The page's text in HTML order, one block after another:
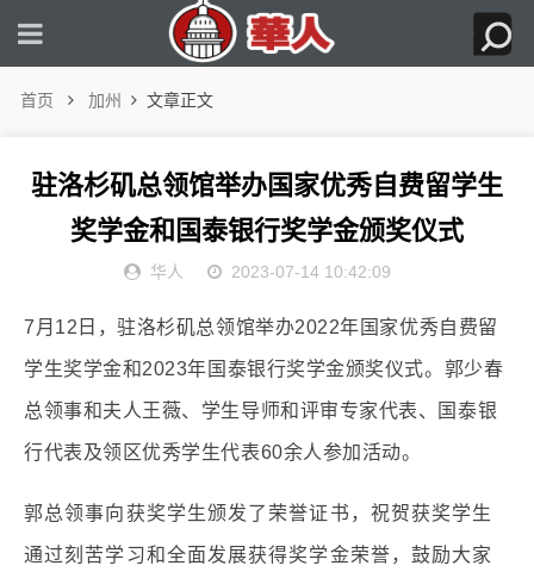
首页 加州 文章正文
驻洛杉矶总领馆举办国家优秀自费留学生
奖学金和国泰银行奖学金颁奖仪式
华人 2023-07-14 10:42:09
7月12日，驻洛杉矶总领馆举办2022年国家优秀自费留
学生奖学金和2023年国泰银行奖学金颁奖仪式。郭少春
总领事和夫人王薇、学生导师和评审专家代表、国泰银
行代表及领区优秀学生代表60余人参加活动。
郭总领事向获奖学生颁发了荣誉证书，祝贺获奖学生
通过刻苦学习和全面发展获得奖学金荣誉，鼓励大家